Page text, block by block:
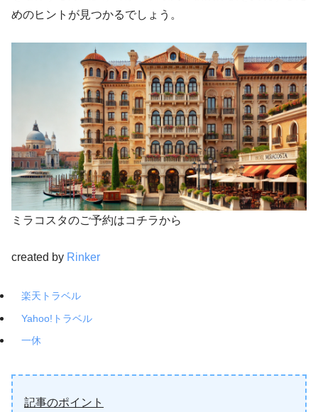
めのヒントが見つかるでしょう。
ミラコスタのご予約はコチラから
created by Rinker
楽天トラベル
Yahoo!トラベル
一休
記事のポイント